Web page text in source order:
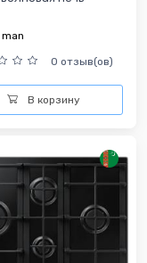
man
0 отзыв(ов)
В корзину